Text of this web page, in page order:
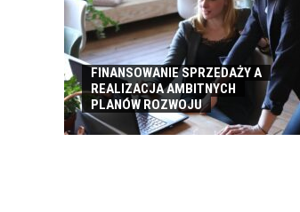
FINANSOWANIE SPRZEDAŻY A
REALIZACJA AMBITNYCH
PLANÓW ROZWOJU